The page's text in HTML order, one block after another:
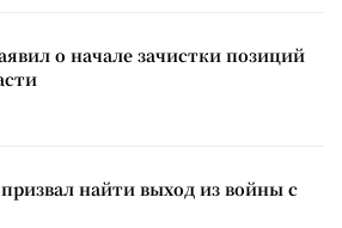
о начале зачистки позиций
найти выход из войны с